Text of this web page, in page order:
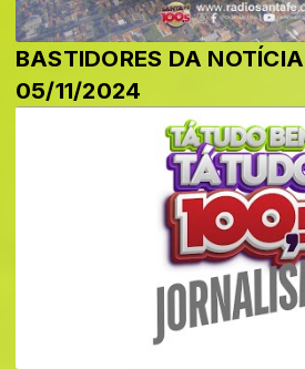
BASTIDORES DA NOTÍCIA
05/11/2024